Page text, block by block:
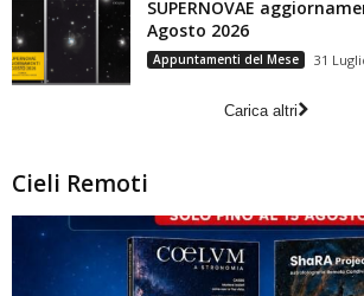
SUPERNOVAE
Agosto 2026
Appuntamenti del Mese 31
Carica altri
Cieli Remoti